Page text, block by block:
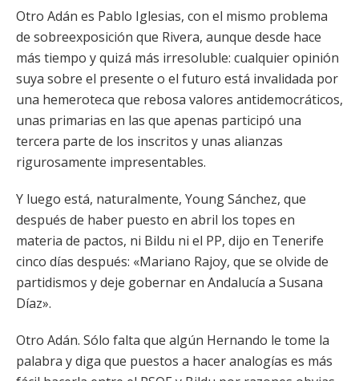
Otro Adán es Pablo Iglesias, con el mismo problema
de sobreexposición que Rivera, aunque desde hace
más tiempo y quizá más irresoluble: cualquier opinión
suya sobre el presente o el futuro está invalidada por
una hemeroteca que rebosa valores antidemocráticos,
unas primarias en las que apenas participó una
tercera parte de los inscritos y unas alianzas
rigurosamente impresentables.
Y luego está, naturalmente, Young Sánchez, que
después de haber puesto en abril los topes en
materia de pactos, ni Bildu ni el PP, dijo en Tenerife
cinco días después: «Mariano Rajoy, que se olvide de
partidismos y deje gobernar en Andalucía a Susana
Díaz».
Otro Adán. Sólo falta que algún Hernando le tome la
palabra y diga que puestos a hacer analogías es más